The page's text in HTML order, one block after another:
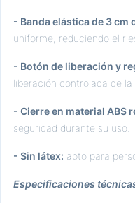
- Banda elástica de 3 cm
uniforme, reduciendo el
- Botón de liberación y
liberación controlada de la
- Cierre en material ABS
seguridad durante su uso.
- Sin látex: apto para
Especificaciones